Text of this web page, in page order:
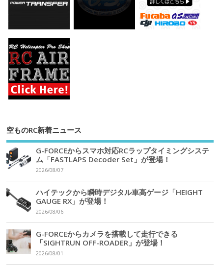
空ものRC新着ニュース
G-FORCEからスマホ対応RCラップタイミングシステ
ム「FASTLAPS Decoder Set」が登場！
2026/08/07
ハイテックから瞬時デジタル車高ゲージ「HEIGHT
GAUGE RX」が登場！
2026/08/06
G-FORCEからカメラを搭載して走行できる
「SIGHTRUN OFF-ROADER」が登場！
2026/08/01